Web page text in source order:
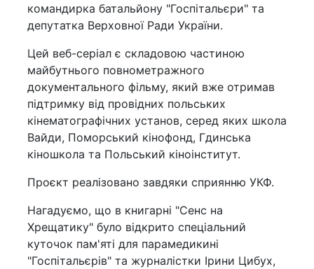
командирка батальйону "Госпітальєри" та
депутатка Верховної Ради України.
Цей веб-серіал є складовою частиною
майбутнього повнометражного
документального фільму, який вже отримав
підтримку від провідних польських
кінематографічних установ, серед яких школа
Вайди, Поморський кінофонд, Гдинська
кіношкола та Польський кіноінститут.
Проєкт реалізовано завдяки сприянню УКФ.
Нагадуємо, що в книгарні "Сенс на
Хрещатику" було відкрито спеціальний
куточок пам'яті для парамедикині
"Госпітальєрів" та журналістки Ірини Цибух,